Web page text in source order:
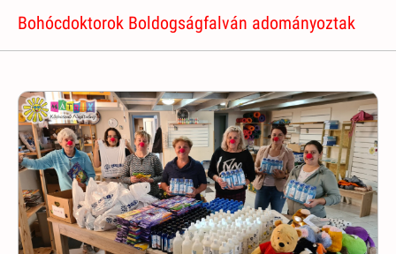
Bohócdoktorok Boldogságfalván adományoztak